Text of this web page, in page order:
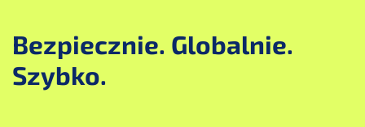
Bezpiecznie. Globalnie.
Szybko.